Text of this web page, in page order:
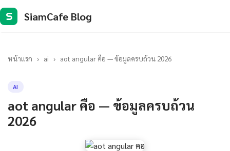
S SiamCafe Blog
หน้าแรก › ai › aot angular คือ — ข้อมูลครบถ้วน 2026
AI
aot angular คือ — ข้อมูลครบถ้วน
2026